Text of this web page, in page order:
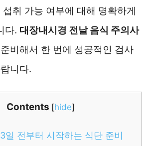
취 가능 여부에 대해 명확하게
다. 대장내시경 전날 음식 주의사
비해서 한 번에 성공적인 검사
니다.
Contents [hide]
일 전부터 시작하는 식단 준비